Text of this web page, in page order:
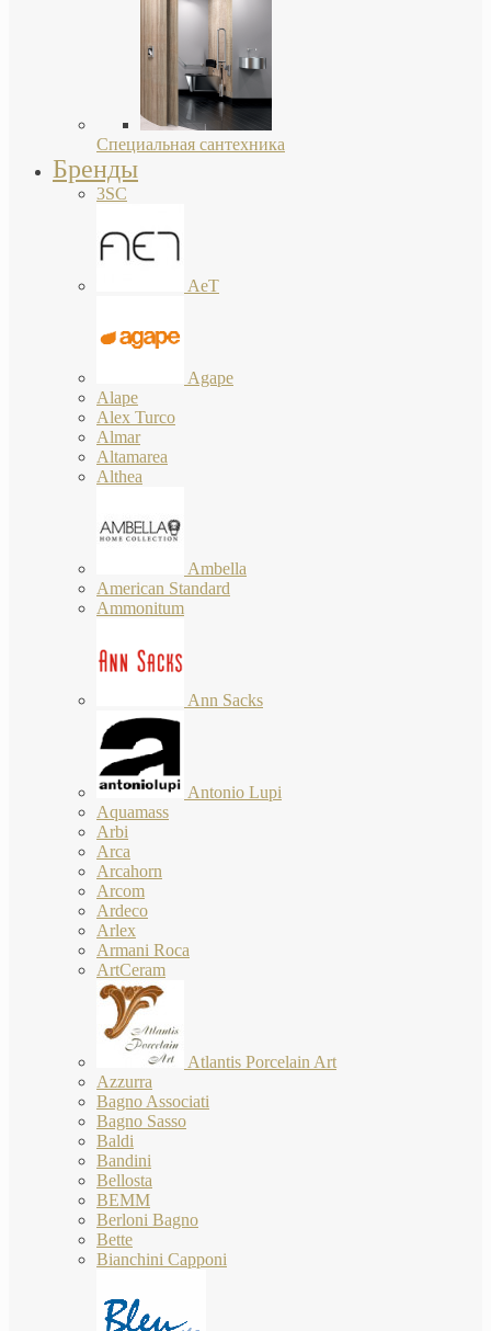
Специальная сантехника
Бренды
3SC
AeT
Agape
Alape
Alex Turco
Almar
Altamarea
Althea
Ambella
American Standard
Ammonitum
Ann Sacks
Antonio Lupi
Aquamass
Arbi
Arca
Arcahorn
Arcom
Ardeco
Arlex
Armani Roca
ArtCeram
Atlantis Porcelain Art
Azzurra
Bagno Associati
Bagno Sasso
Baldi
Bandini
Bellosta
BEMM
Berloni Bagno
Bette
Bianchini Capponi